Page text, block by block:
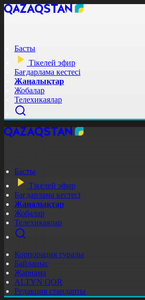
Басты
Тікелей эфир
Бағдарлама кестесі
Жаңалықтар
Жобалар
Телехикаялар
Басты
Тікелей эфир
Бағдарлама кестесі
Жаңалықтар
Жобалар
Телехикаялар
Корпорация туралы
Байланыс
Жарнама
ALTYN QOR
Редакция стандарты